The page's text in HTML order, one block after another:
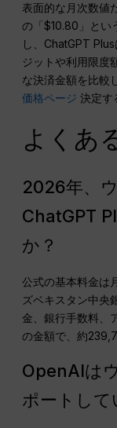
表面的な月次数値
の「$10.80」とい
し、ChatGPT
ジットや利用限度
な決済金額を比較
価格ページ 決定す
よくあ
2026年、
ChatGPT
か？
公式の基本料金は
ズベキスタン中央
金、銀行手数料、
の金額で、約
OpenAIは
ポートして